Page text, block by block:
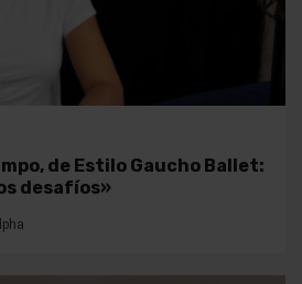
de Estilo Gaucho Ballet:
desafíos»